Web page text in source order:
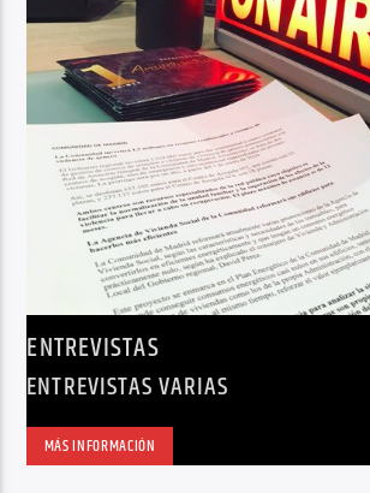
ENTREVISTAS
ENTREVISTAS VARIAS
MÁS INFORMACIÓN